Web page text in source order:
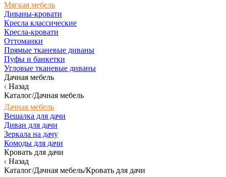
Мягкая мебель
Диваны-кровати
Кресла классические
Кресла-кровати
Оттоманки
Прямые тканевые диваны
Пуфы и банкетки
Угловые тканевые диваны
Дачная мебель
Назад
Каталог/Дачная мебель
Дачная мебель
Вешалка для дачи
Диван для дачи
Зеркала на дачу
Комоды для дачи
Кровать для дачи
Назад
Каталог/Дачная мебель/Кровать для дачи